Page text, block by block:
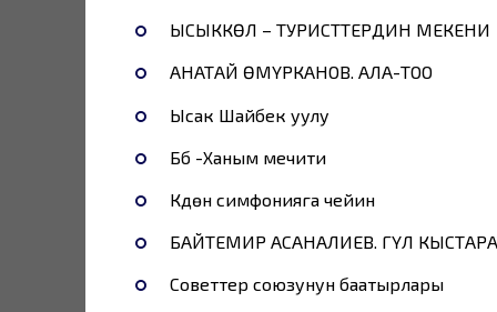
ЫСЫККӨЛ – ТУРИСТТЕРДИН МЕКЕНИ
АНАТАЙ ӨМҮРКАНОВ. АЛА-ТОО
Ысак Шайбек уулу
Бүбү -Ханым мечити
Күүдөн симфонияга чейин
БАЙТЕМИР АСАНАЛИЕВ. ГҮЛ
Советтер союзунун баатырлары